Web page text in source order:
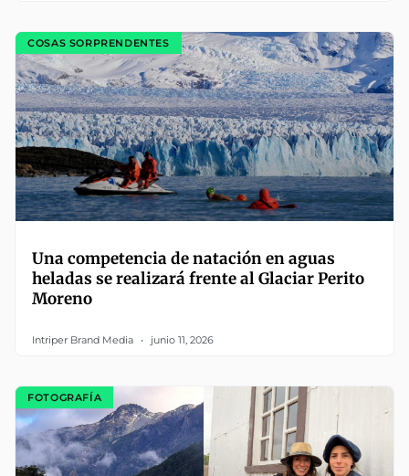
COSAS SORPRENDENTES
Una competencia de natación en aguas
heladas se realizará frente al Glaciar Perito
Moreno
Intriper Brand Media junio 11, 2026
FOTOGRAFÍA